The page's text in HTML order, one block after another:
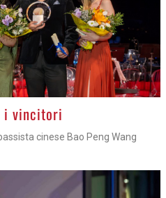
i vincitori
cinese Bao Peng Wang